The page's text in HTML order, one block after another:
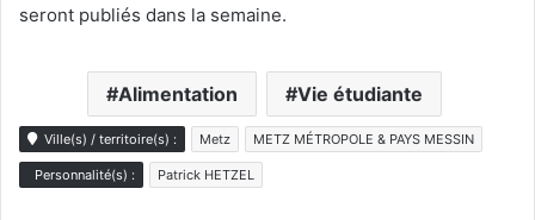
seront publiés dans la semaine.
Alimentation Vie étudiante
Ville(s) / territoire(s) : Metz METZ MÉTROPOLE & PAYS MESSIN
Personnalité(s) : Patrick HETZEL